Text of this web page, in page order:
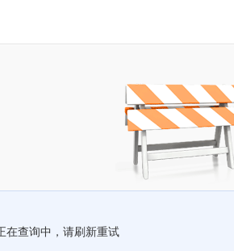
在查询中，请刷新重试